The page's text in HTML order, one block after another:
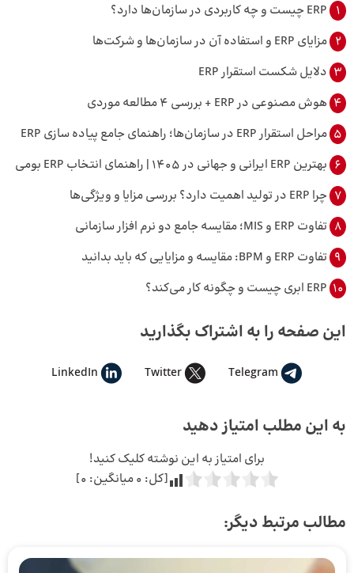
1
2 مزایای ERP و استفاده آن در سازمان‌ها و شرکت‌ها
3 دلایل شکست استقرار ERP
4 هوش مصنوعی در ERP + بررسی 4 مطالعه موردی
5 مراحل استقرار ERP در سازمان‌ها؛ راهنمای جامع پیاده سازی ERP
6 بهترین ERP ایرانی و جهانی در 1405 | راهنمای انتخاب ERP بومی
7 چرا ERP در تولید اهمیت دارد؟ بررسی مزایا و ویژگی‌ها
8 تفاوت ERP و MIS؛ مقایسه جامع دو نرم افزار سازمانی
9 تفاوت ERP و BPM: مقایسه و مزایایی که باید بدانید
10
این صفحه را به اشتراک بگذارید
Telegram
Twitter
LinkedIn
به این مطلب امتیاز دهید
برای امتیاز به این نوشته کلیک کنید!
[کل: 0میانگین: 0
]
مطالب مرتبط دیگر: